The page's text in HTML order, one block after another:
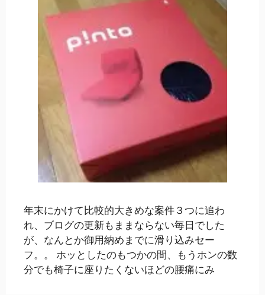
年末にかけて比較的大きめな案件３つに追わ
れ、ブログの更新もままならない毎日でした
が、なんとか御用納めまでに滑り込みセー
フ。。 ホッとしたのもつかの間、もうホンの数
分でも椅子に座りたくないほどの腰痛にみ